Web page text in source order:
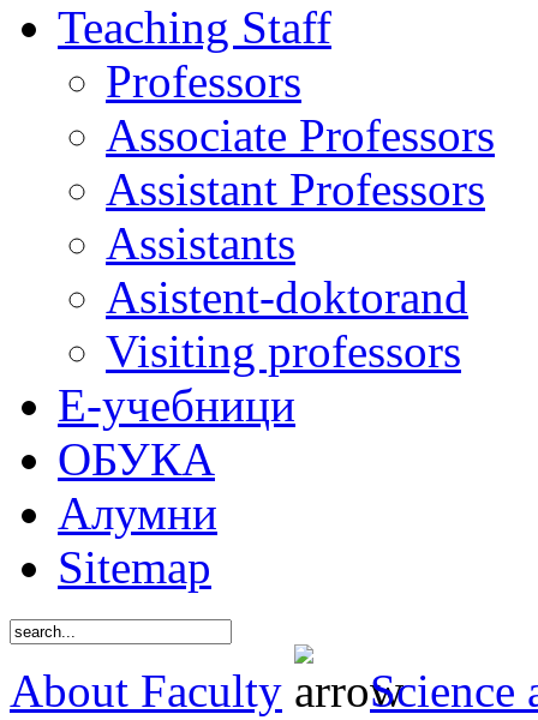
Teaching Staff
Professors
Associate Professors
Assistant Professors
Assistants
Asistent-doktorand
Visiting professors
Е-учебници
ОБУКА
Алумни
Sitemap
About Faculty
Science